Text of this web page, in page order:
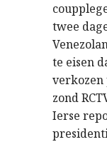
twee
te eisen
zond
Ierse